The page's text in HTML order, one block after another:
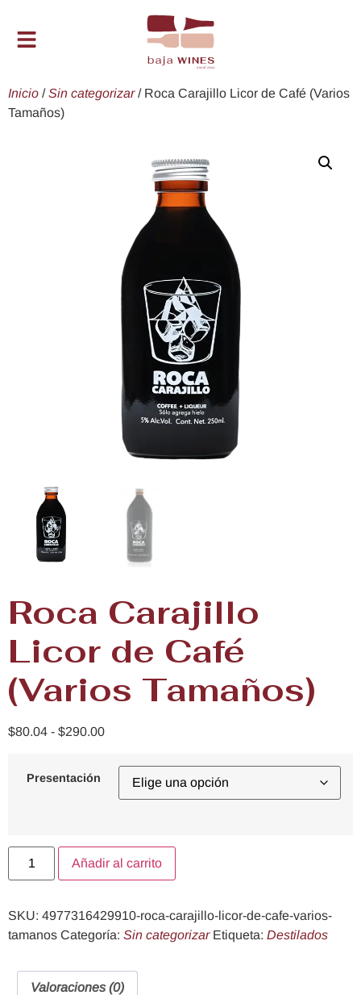
Inicio /Sin categorizar/ Roca Carajillo Licor de Café (Varios
Tamaños)
Roca Carajillo
Licor de Café
(Varios Tamaños)
$80.04 - $290.00
Presentación
Añadir al carrito
SKU: 4977316429910-roca-carajillo-licor-de-cafe-varios-
tamanos Categoría: Sin categorizar Etiqueta: Destilados
Valoraciones (0)